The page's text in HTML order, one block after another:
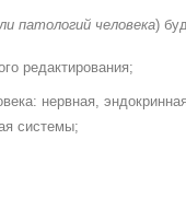
патологий человека)
редактирования;
нервная,
системы;